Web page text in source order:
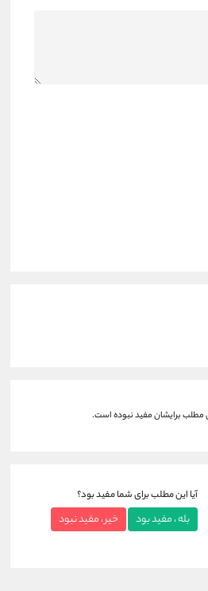
مطلب برایشان مفید نبوده است.
آیا این مطلب برای شما مفید بود؟
بله ، مفید بود خیر ، مفید نبود